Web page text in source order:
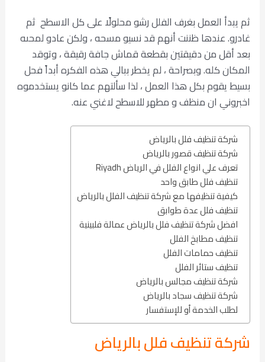
ثم يبدأ العمل بغرف الفلل رشو محلولًا على كل الاسطح ثم
غادرو. عندها ظننت أنهم قد نسيو مسحه ، ولكن عادو لمحىه
بعد أقل من دقيقتين بقطعة قماش جافة رقيقة ، وتوقد
المكان كله. وبصراحة ، لم يخطر ببالي هذه الفكره أبداً فحل
بسيط يقوم بكل هذا العمل ، لذا سألتهم عما كانو يستخدموه
اخبروني ان منظف و مطهر للاسطح لاغني عنه.
شركة تنظيف فلل بالرياض
شركة تنظيف قصور بالرياض
تعرف علي انواع الفلل في الرياض Riyadh
تنظيف فلل طابق واحد
كيفية تنظيفها مع شركة تنظيف الفلل بالرياض
تنظيف فلل عدة طوابق
افضل شركة تنظيف فلل بالرياض عمالة فلبينية
تنظيف مطابخ الفلل
تنظيف حمامات الفلل
تنظيف ستائر الفلل
شركة تنظيف مجالس بالرياض
شركة تنظيف سجاد بالرياض
لطلب الخدمة أو للإستفسار
شركة تنظيف فلل بالرياض